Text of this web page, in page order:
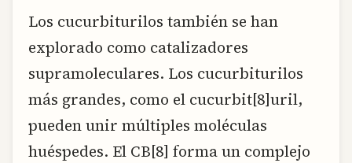
Los cucurbiturilos también se han
explorado como catalizadores
supramoleculares. Los cucurbiturilos
más grandes, como el cucurbit[8]uril,
pueden unir múltiples moléculas
huéspedes. El CB[8] forma un complejo